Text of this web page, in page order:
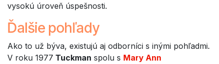
vysokú úroveň úspešnosti.
Ďalšie pohľady
Ako to už býva, existujú aj odborníci s inými pohľadmi.
V roku 1977 Tuckman spolu s Mary Ann